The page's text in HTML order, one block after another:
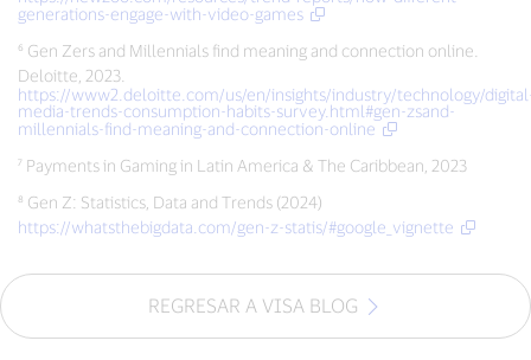
generations-engage-with-video-games
⁶ Gen Zers and Millennials find meaning and connection online.
Deloitte, 2023.
https://www2.deloitte.com/us/en/insights/industry/technology/
media-trends-consumption-habits-survey.html#gen-zsand-
millennials-find-meaning-and-connection-online
⁷ Payments in Gaming in Latin America & The Caribbean, 2023
⁸ Gen Z: Statistics, Data and Trends (2024)
https://whatsthebigdata.com/gen-z-statis/#google_vignette
REGRESAR A VISA BLOG